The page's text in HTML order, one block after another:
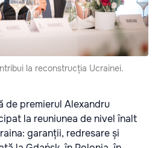
la reconstrucția Ucrainei.
de premierul Alexandru
la reuniunea de nivel înalt
garanții, redresare și